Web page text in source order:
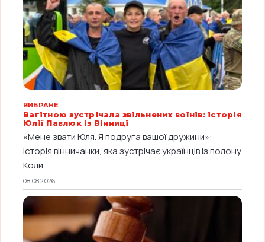
ВИБРАНЕ
Вагітною зустрічала звільнених воїнів: історія
Юлії Павлюк із Вінниці
«Мене звати Юля. Я подруга вашої дружини»:
історія вінничанки, яка зустрічає українців із полону
Коли...
08.08.2026